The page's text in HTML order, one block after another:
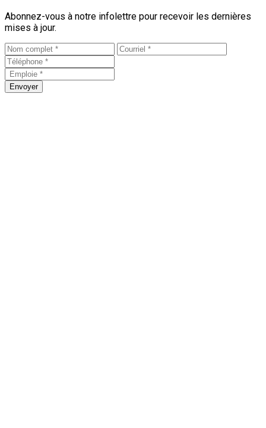
Abonnez-vous à notre infolettre pour recevoir les dernières
mises à jour.
Envoyer